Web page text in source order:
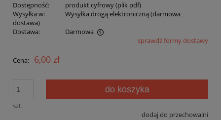
Dostępność:
produkt cyfrowy (plik pdf)
Wysyłka w:
Wysyłka drogą elektroniczną (darmowa
dostawa)
Dostawa:
Darmowa
Cena nie zawiera ewentualnych kosztów płatnościsprawdź formy dostawy
Cena: 6,00 zł
szt.
do koszyka
dodaj do przechowalni